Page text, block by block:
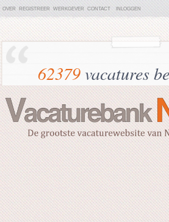
OVER REGISTREER WERKGEVER CONTACT INLOGGEN
62379vacatures